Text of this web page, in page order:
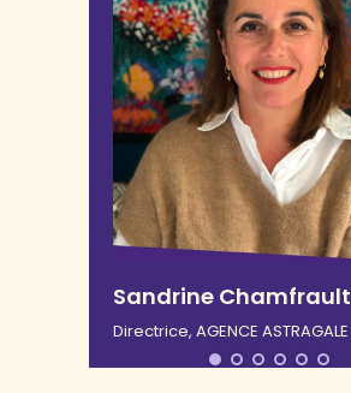
Sandrine Chamfrault
Directrice, AGENCE ASTRAGALE